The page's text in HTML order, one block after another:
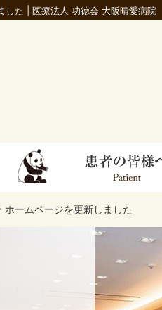
した | 医療法人 功徳会 大阪晴愛病院
ホームページを更新しました